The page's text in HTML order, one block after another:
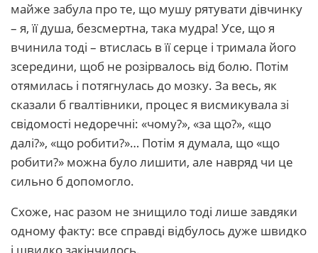
майже забула про те, що мушу рятувати дівчинку
– я, її душа, безсмертна, така мудра! Усе, що я
вчинила тоді – втислась в її серце і тримала його
зсередини, щоб не розірвалось від болю. Потім
отямилась і потягнулась до мозку. За весь, як
сказали б гвалтівники, процес я висмикувала зі
свідомості недоречні: «чому?», «за що?», «що
далі?», «що робити?»… Потім я думала, що «що
робити?» можна було лишити, але навряд чи це
сильно б допомогло.
Схоже, нас разом не знищило тоді лише завдяки
одному факту: все справді відбулось дуже швидко